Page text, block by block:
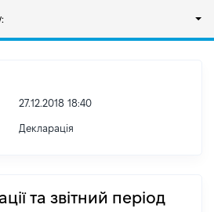
27.12.2018 18:40
Декларація
та звітний період